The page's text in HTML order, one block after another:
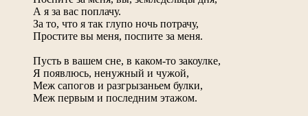
А я за вас поплачу.
За то, что я так глупо ночь потрачу,
Простите вы меня, поспите за меня.
Пусть в вашем сне, в каком-то закоулке,
Я появлюсь, ненужный и чужой,
Меж сапогов и разгрызаньем булки,
Меж первым и последним этажом.